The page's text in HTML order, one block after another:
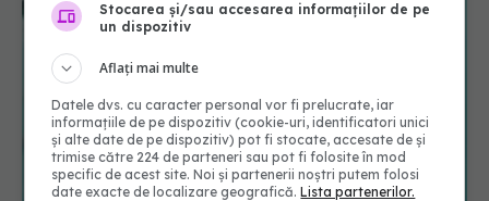
Stocarea și/sau accesarea informațiilor de pe
un dispozitiv
Aflați mai multe
Datele dvs. cu caracter personal vor fi prelucrate, iar
informațiile de pe dispozitiv (cookie-uri, identificatori unici
și alte date de pe dispozitiv) pot fi stocate, accesate de și
trimise către 224 de parteneri sau pot fi folosite în mod
specific de acest site. Noi și partenerii noștri putem folosi
date exacte de localizare geografică.Lista partenerilor.